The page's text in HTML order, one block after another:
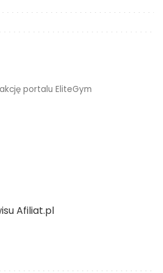
portalu EliteGym
Afiliat.pl